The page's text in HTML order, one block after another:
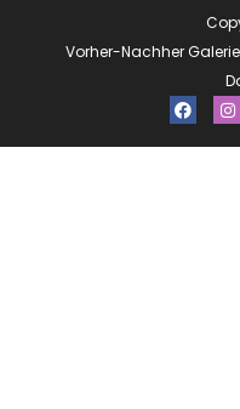
Vorher-Nachher Galerie